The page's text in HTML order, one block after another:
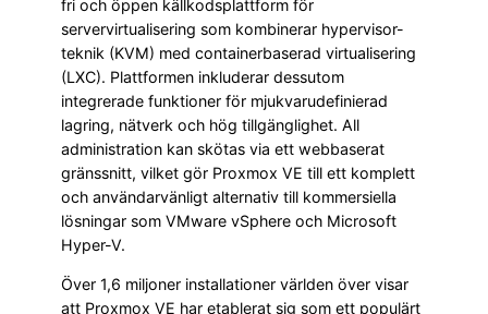
fri och öppen källkodsplattform för
servervirtualisering som kombinerar hypervisor-
teknik (KVM) med containerbaserad virtualisering
(LXC). Plattformen inkluderar dessutom
integrerade funktioner för mjukvarudefinierad
lagring, nätverk och hög tillgänglighet. All
administration kan skötas via ett webbaserat
gränssnitt, vilket gör Proxmox VE till ett komplett
och användarvänligt alternativ till kommersiella
lösningar som VMware vSphere och Microsoft
Hyper-V.
Över 1,6 miljoner installationer världen över visar
att Proxmox VE har etablerat sig som ett populärt